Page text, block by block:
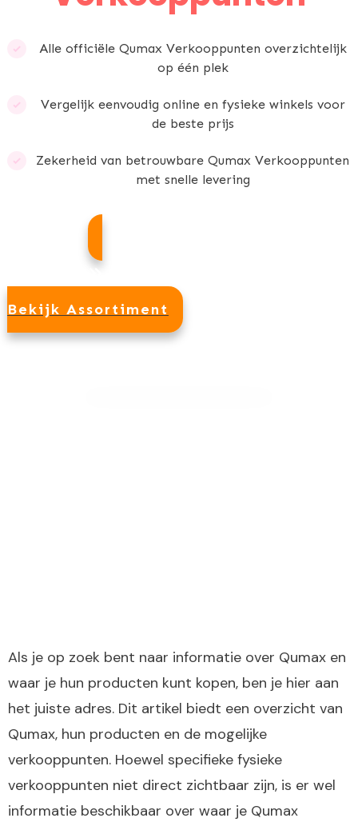
Alle officiële Qumax Verkooppunten overzichtelijk
op één plek
Vergelijk eenvoudig online en fysieke winkels voor
de beste prijs
Zekerheid van betrouwbare Qumax Verkooppunten
met snelle levering
Bekijk Assortiment
Als je op zoek bent naar informatie over Qumax en
waar je hun producten kunt kopen, ben je hier aan
het juiste adres. Dit artikel biedt een overzicht van
Qumax, hun producten en de mogelijke
verkooppunten. Hoewel specifieke fysieke
verkooppunten niet direct zichtbaar zijn, is er wel
informatie beschikbaar over waar je Qumax